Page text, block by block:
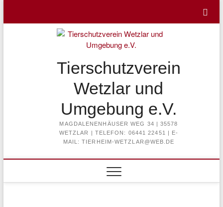
content
Tierschutzverein
Wetzlar und
Umgebung e.V.
MAGDALENENHÄUSER WEG 34 | 35578
WETZLAR | TELEFON: 06441 22451 | E-
MAIL: TIERHEIM-WETZLAR@WEB.DE